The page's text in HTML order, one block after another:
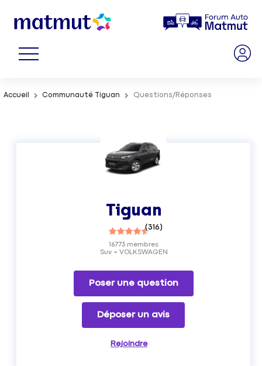
Accueil Communauté Tiguan Questions/Réponses
Tiguan
(316)
Suv VOLKSWAGEN
16773membres
Poser une question
Déposer un avis
Rejoindre